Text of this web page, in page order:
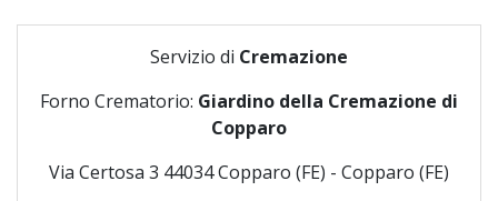
Servizio di Cremazione
Forno Crematorio: Giardino della Cremazione di
Copparo
Via Certosa 3 44034 Copparo (FE) - Copparo (FE)